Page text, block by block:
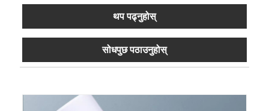
थप पढ्नुहोस्
सोधपुछ पठाउनुहोस्